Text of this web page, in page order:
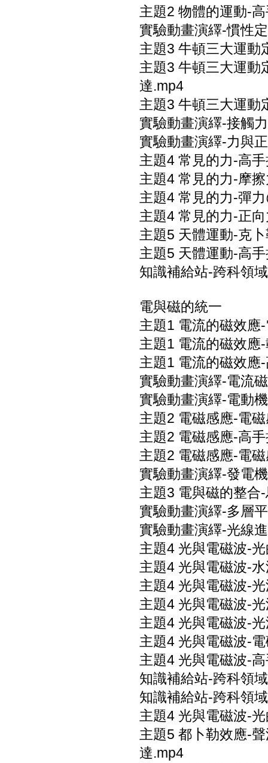
主題2 物體的運動-
實驗動畫演繹-慣性
主題3 牛頓三大運動
主題3 牛頓三大運動
達.mp4
主題3 牛頓三大運動
實驗動畫演繹-接觸
實驗動畫演繹-力與
主題4 常見的力-高
主題4 常見的力-摩
主題4 常見的力-彈
主題4 常見的力-正
主題5 天體運動-克
主題5 天體運動-高
知識補給站-跨科領
電與磁的統一
主題1 電流的磁效應
主題1 電流的磁效應
主題1 電流的磁效應
實驗動畫演繹-電流
實驗動畫演繹-電動
主題2 電磁感應-電
主題2 電磁感應-高
主題2 電磁感應-電
實驗動畫演繹-發電
主題3 電與磁的整合
實驗動畫演繹-多層
實驗動畫演繹-光線
主題4 光與電磁波-
主題4 光與電磁波-
主題4 光與電磁波-
主題4 光與電磁波-
主題4 光與電磁波-
主題4 光與電磁波-
主題4 光與電磁波-
知識補給站-跨科領
知識補給站-跨科領
主題4 光與電磁波-
主題5 都卜勒效應-
達.mp4